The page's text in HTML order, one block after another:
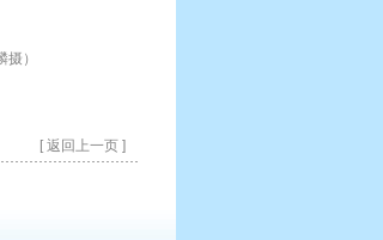
）
[ 返回上一页 ]